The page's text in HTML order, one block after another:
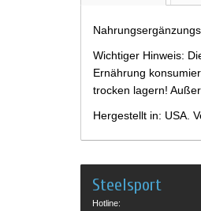
Wichtiger Hinweis:
Ernährung
trocken lagern!
Hergestellt in: USA.
Steelsport
Hotline: